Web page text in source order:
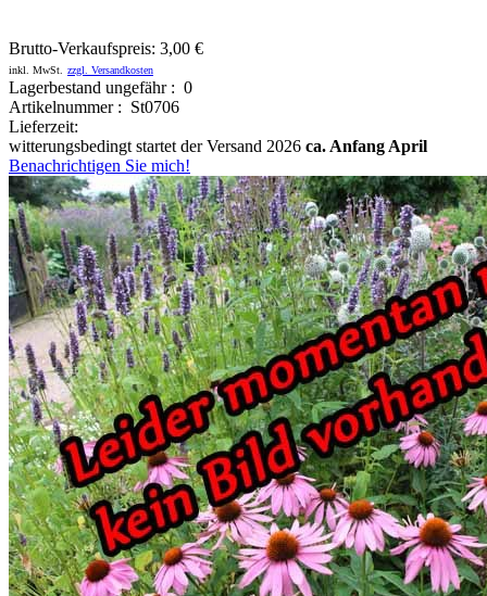
Brutto-Verkaufspreis: 3,00 €
inkl. MwSt. zzgl. Versandkosten
Lagerbestand ungefähr : 0
Artikelnummer : St0706
Lieferzeit:
witterungsbedingt startet der Versand 2026 ca. Anfang April
Benachrichtigen Sie mich!